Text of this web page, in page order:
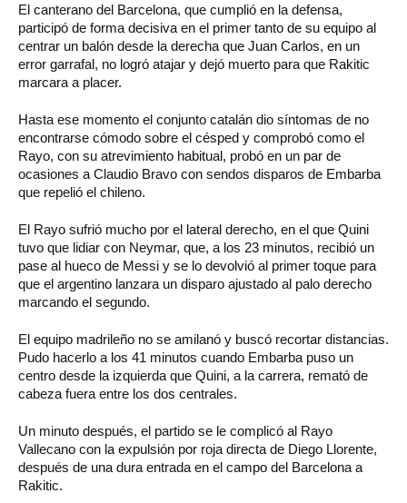
El canterano del Barcelona, que cumplió en la defensa,
participó de forma decisiva en el primer tanto de su equipo al
centrar un balón desde la derecha que Juan Carlos, en un
error garrafal, no logró atajar y dejó muerto para que Rakitic
marcara a placer.
Hasta ese momento el conjunto catalán dio síntomas de no
encontrarse cómodo sobre el césped y comprobó como el
Rayo, con su atrevimiento habitual, probó en un par de
ocasiones a Claudio Bravo con sendos disparos de Embarba
que repelió el chileno.
El Rayo sufrió mucho por el lateral derecho, en el que Quini
tuvo que lidiar con Neymar, que, a los 23 minutos, recibió un
pase al hueco de Messi y se lo devolvió al primer toque para
que el argentino lanzara un disparo ajustado al palo derecho
marcando el segundo.
El equipo madrileño no se amilanó y buscó recortar distancias.
Pudo hacerlo a los 41 minutos cuando Embarba puso un
centro desde la izquierda que Quini, a la carrera, remató de
cabeza fuera entre los dos centrales.
Un minuto después, el partido se le complicó al Rayo
Vallecano con la expulsión por roja directa de Diego Llorente,
después de una dura entrada en el campo del Barcelona a
Rakitic.